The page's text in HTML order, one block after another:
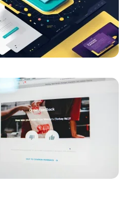
ve Önemi
Önemi ve Etkileri
Oluşturma
Nedir?
Markanızı Yansıtan
Önemi ve İpuçları
Nedir ve Neden